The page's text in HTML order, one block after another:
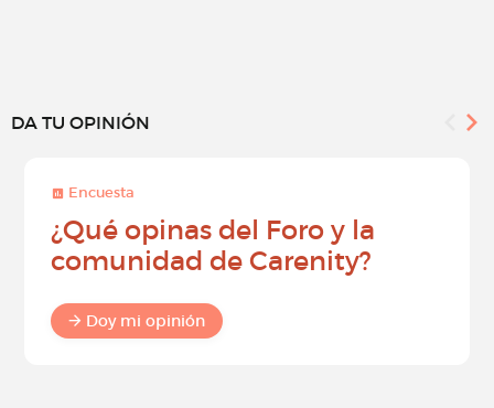
DA TU OPINIÓN
Encuesta
¿Qué opinas del Foro y la
comunidad de Carenity?
Doy mi opinión